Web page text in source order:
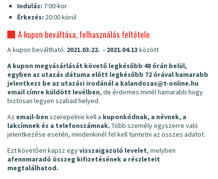
Indulás: 7:00-kor
Érkezés: 20:00 körül
A kupon beváltása, felhasználás feltétele
A kupon beváltható: 2021.03.22. - 2021.04.13 között
A kupon megvásárlását követő legkésőbb 48 órán belül,
egyben az utazás dátuma előtt legkésőbb 72 órával hamarabb
jelentkezz be az utazási irodánál a kalandozas@t-online.hu
email címre küldött levélben, de érdemes minél hamarabb hogy
biztosan legyen szabad helyed.
Az email-ben szerepelnie kell a kuponkódnak, a névnek, a
lakcímnek és a telefonszámnak. Több személy egyszerre való
jelentkezése esetén, mindenkinél fel kell tüntetni az összes adatot.
Ezt követően kapsz egyvisszaigazoló levelet, melyben
afennmaradó összeg kifizetésének a részleteit
megtalálhatod.